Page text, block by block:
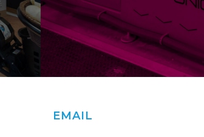
EMAIL